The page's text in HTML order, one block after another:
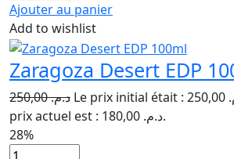
Ajouter au panier
Add to wishlist
Zaragoza Desert EDP
د.م.250,00
prix actuel est : د.م. 180,00.
28%